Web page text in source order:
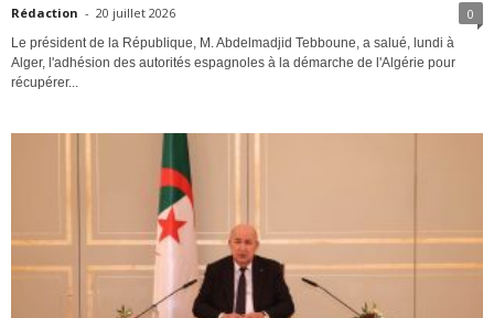
Rédaction - 20 juillet 2026 0
Le président de la République, M. Abdelmadjid Tebboune, a salué, lundi à
Alger, l'adhésion des autorités espagnoles à la démarche de l'Algérie pour
récupérer...